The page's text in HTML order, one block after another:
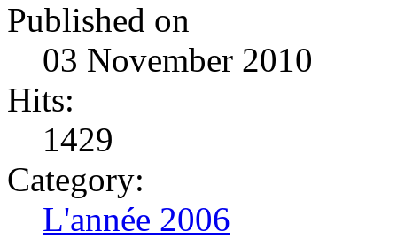
Published on
03 November 2010
Hits:
1429
Category:
L'année 2006